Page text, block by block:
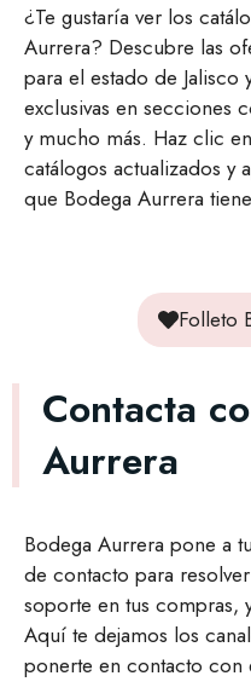
¿Te gustaría ver los
Aurrera? Descubre las
para el estado de
exclusivas en secciones
y mucho más. Haz clic
catálogos actualizados y
que Bodega Aurrera
Folleto
Contacta
Aurrera
Bodega Aurrera pone a
de contacto para
soporte en tus compras,
Aquí te dejamos los
ponerte en contacto con